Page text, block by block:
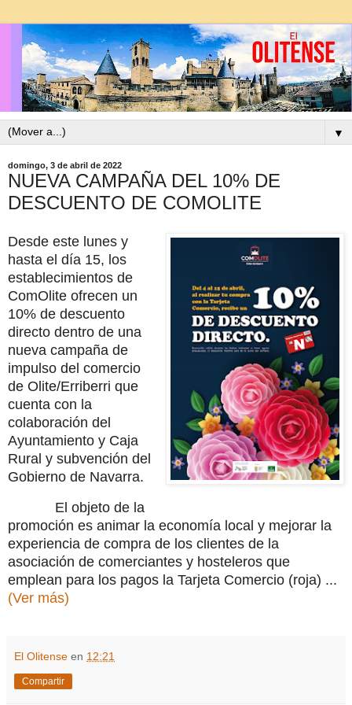
▼
domingo, 3 de abril de 2022
NUEVA CAMPAÑA DEL 10% DE
DESCUENTO DE COMOLITE
Desde este lunes y
hasta el día 15, los
establecimientos de
ComOlite ofrecen un
10% de descuento
directo dentro de una
nueva campaña de
impulso del comercio
de Olite/Erriberri que
cuenta con la
colaboración del
Ayuntamiento y Caja
Rural y subvención del
Gobierno de Navarra.
El objeto de la
promoción es animar la economía local y mejorar la
experiencia de compra de los clientes de la
asociación de comerciantes y hosteleros que
emplean para los pagos la Tarjeta Comercio (roja) ...
(Ver más)
El Olitense en 12:21
Compartir